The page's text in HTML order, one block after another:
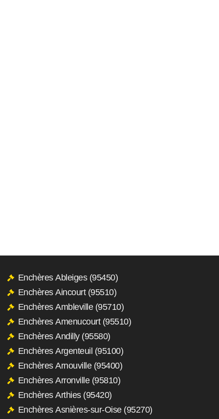
Enchères Ableiges (95450)
Enchères Aincourt (95510)
Enchères Ambleville (95710)
Enchères Amenucourt (95510)
Enchères Andilly (95580)
Enchères Argenteuil (95100)
Enchères Arnouville (95400)
Enchères Arronville (95810)
Enchères Arthies (95420)
Enchères Asnières-sur-Oise (95270)